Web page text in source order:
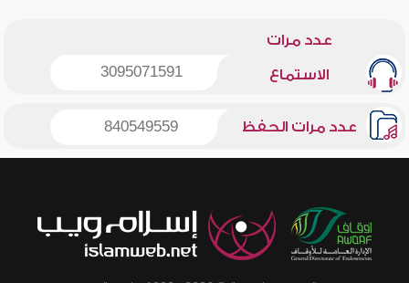
عدد مرات
الاستماع 3095071591
عدد مرات الحفظ 840549559